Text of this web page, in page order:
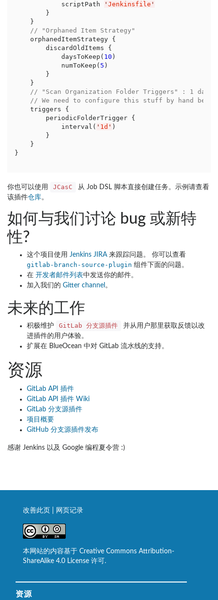
            scriptPath
' Jenkinsfile '
        }
    }
// "Orphaned Item Strategy"
    orphanedItemStrategy {
        discardOldItems {
            daysToKeep(
10 )
            numToKeep(
5 )
        }
    }
// "Scan Organization Folder Triggers" : 1 day
// We need to configure this stuff by hand
    triggers {
        periodicFolderTrigger {
            interval(
' 1d ' )
        }
    }
}
你也可以使用 JCasC
从 Job DSL 脚本直接创建任务。示例请查看
该插件仓库。
如何与我们讨论 bug 或新特
性?
这个项目使用 Jenkins JIRA来跟踪问题。 你可以查看
gitlab-branch-source-plugin 组件下面的问题。
在 开发者邮件列表中发送你的邮件。
加入我们的 Gitter channel 。
未来的工作
积极维护 GitLab 分支源插件
并从用户那里获取反馈以改
进插件的用户体验。
扩展在 BlueOcean 中对 GitLab 流水线的支持。
资源
GitLab API 插件
GitLab API 插件 Wiki
GitLab 分支源插件
项目概要
GitHub 分支源插件发布
感谢 Jenkins 以及 Google 编程夏令营 :)
改善此页 网页记录
本网站的内容基于 Creative Commons Attribution-
ShareAlike 4.0 License 许可.
资源